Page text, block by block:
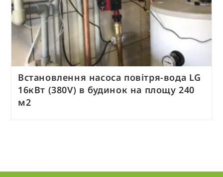
Встановлення насоса повітря-вода LG
16кВт (380V) в будинок на площу 240
м2